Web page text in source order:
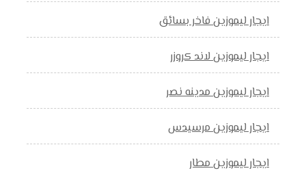
ايجار ليموزين فاخر بسائق
ايجار ليموزين لاند كروزر
ايجار ليموزين مدينه نصر
ايجار ليموزين مرسيدس
ايجار ليموزين مطار